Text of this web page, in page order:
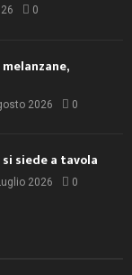
0
2026 0
siede a tavola
2026 0